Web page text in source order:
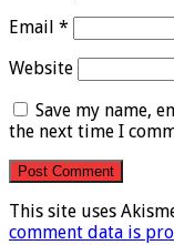
Email *
Website
Save my name,
the next time I
This site uses
comment data is